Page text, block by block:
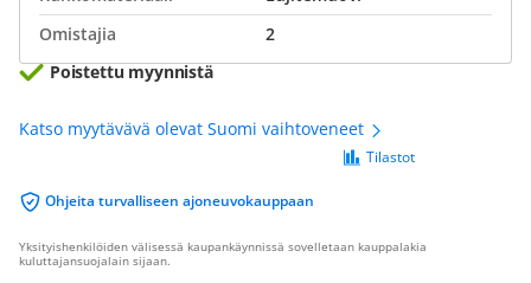
Omistajia
2
Poistettu myynnistä
Katso myytävävä olevat Suomi vaihtoveneet
Ohjeita turvalliseen ajoneuvokauppaan
Tilastot
Yksityishenkilöiden välisessä kaupankäynnissä sovelletaan kauppalakia
kuluttajansuojalain sijaan.